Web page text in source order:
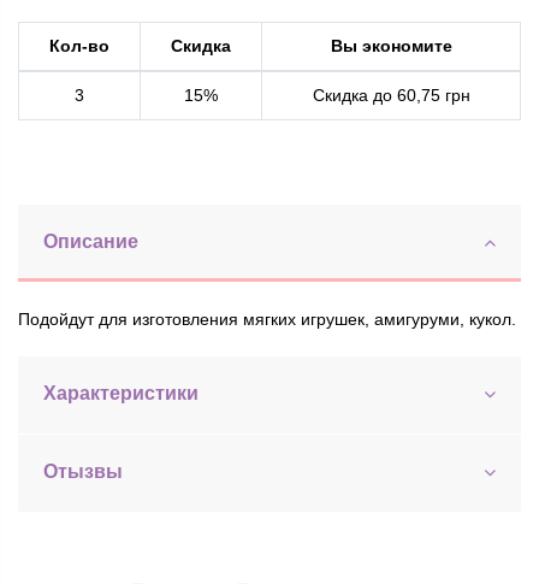
Кол-во Скидка Вы экономите
3 15% Скидка до 60,75 грн
Описание
Подойдут для изготовления мягких игрушек, амигуруми, кукол.
Характеристики
Отызвы